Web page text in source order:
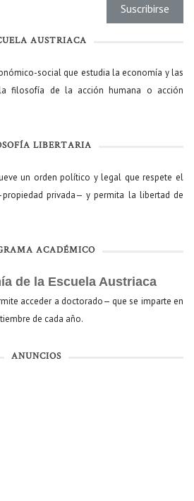
AUSTRIACA
social que estudia la economía y las
filosofía de la acción humana o acción
LIBERTARIA
un orden político y legal que respete el
privada— y permita la libertad de
ACADÉMICO
de la Escuela Austriaca
acceder a doctorado— que se imparte en
de cada año.
ANUNCIOS